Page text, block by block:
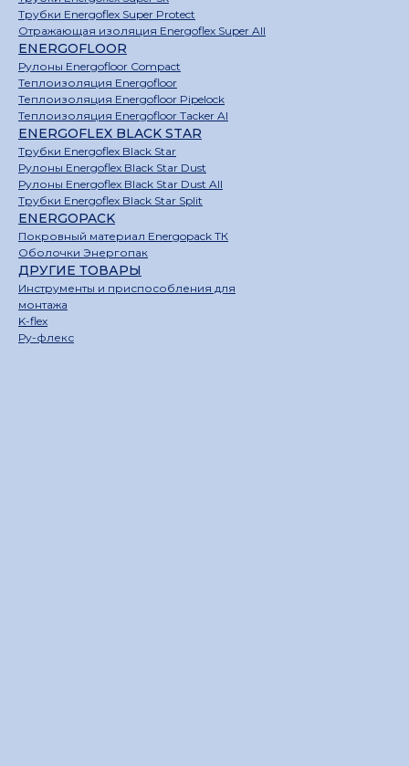
Трубки Energoflex Super Protect
Отражающая изоляция Energoflex Super All
ENERGOFLOOR
Рулоны Energofloor Compact
Теплоизоляция Energofloor
Теплоизоляция Energofloor Pipelock
Теплоизоляция Energofloor Tacker Al
ENERGOFLEX BLACK STAR
Трубки Energoflex Black Star
Рулоны Energoflex Black Star Dust
Рулоны Energoflex Black Star Dust All
Трубки Energoflex Black Star Split
ENERGOPACK
Покровный материал Energopack ТК
Оболочки Энергопак
ДРУГИЕ ТОВАРЫ
Инструменты и приспособления для
монтажа
K-flex
Ру-флекс